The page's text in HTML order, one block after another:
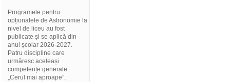
Programele pentru
opționalele de Astronomie la
nivel de liceu au fost
publicate și se aplică din
anul școlar 2026-2027.
Patru discipline care
urmăresc aceleași
competențe generale:
„Cerul mai aproape”,